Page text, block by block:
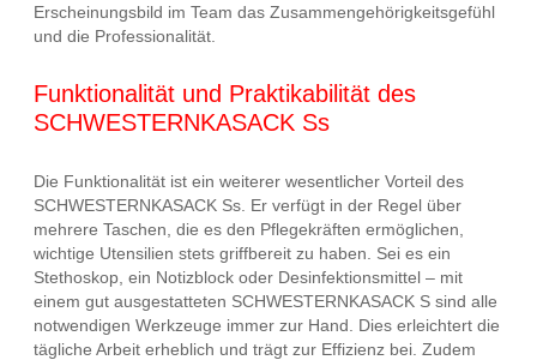
Erscheinungsbild im Team das Zusammengehörigkeitsgefühl
und die Professionalität.
Funktionalität und Praktikabilität des
SCHWESTERNKASACK Ss
Die Funktionalität ist ein weiterer wesentlicher Vorteil des
SCHWESTERNKASACK Ss. Er verfügt in der Regel über
mehrere Taschen, die es den Pflegekräften ermöglichen,
wichtige Utensilien stets griffbereit zu haben. Sei es ein
Stethoskop, ein Notizblock oder Desinfektionsmittel – mit
einem gut ausgestatteten SCHWESTERNKASACK S sind alle
notwendigen Werkzeuge immer zur Hand. Dies erleichtert die
tägliche Arbeit erheblich und trägt zur Effizienz bei. Zudem